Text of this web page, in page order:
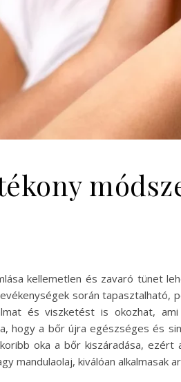
kellemetlen és zavaró tünet
során tapasztalható,
és viszketést is okozhat,
hogy a bőr újra egészséges és
oka a bőr kiszáradása,
mandulaolaj, kiválóan